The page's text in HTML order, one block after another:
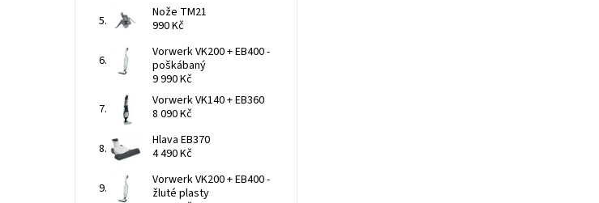
Nože TM21
990 Kč
Vorwerk VK200 + EB400 -
poškábaný
9 990 Kč
Vorwerk VK140 + EB360
8 090 Kč
Hlava EB370
4 490 Kč
Vorwerk VK200 + EB400 -
žluté plasty